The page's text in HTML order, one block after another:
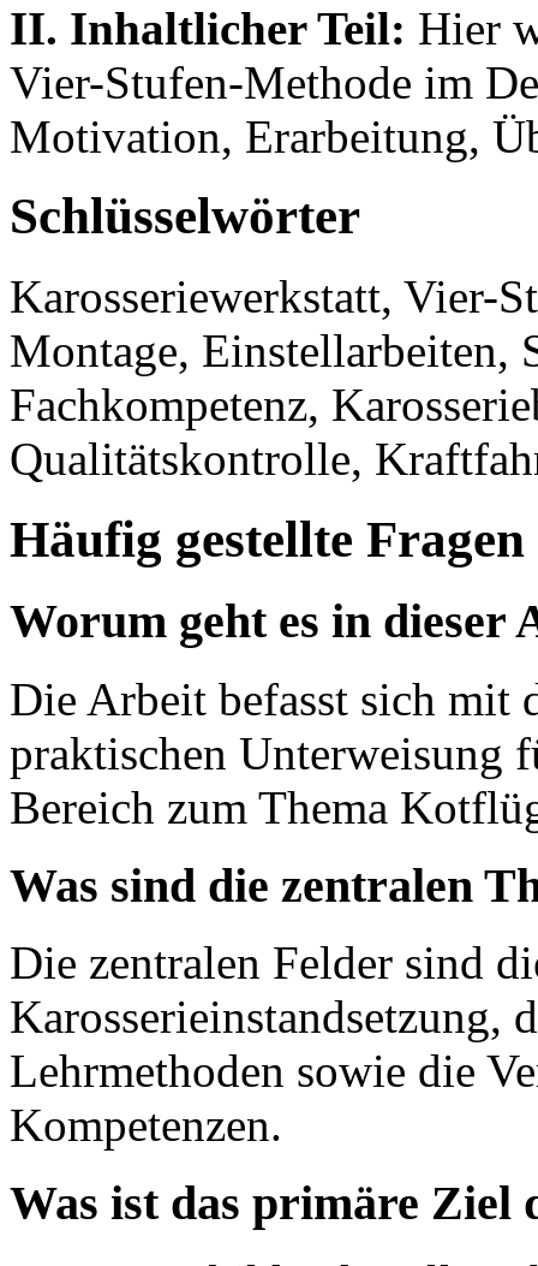
II. Inhaltlicher Teil: Hier
Vier-Stufen-Methode im
Motivation, Erarbeitung,
Schlüsselwörter
Karosseriewerkstatt, Vier-
Montage, Einstellarbeiten,
Fachkompetenz,
Qualitätskontrolle,
Häufig gestellte Fragen
Worum geht es in dieser
Die Arbeit befasst sich mit
praktischen Unterweisung
Bereich zum Thema
Was sind die zentralen
Die zentralen Felder sind
Karosserieinstandsetzung,
Lehrmethoden sowie die
Kompetenzen.
Was ist das primäre Ziel